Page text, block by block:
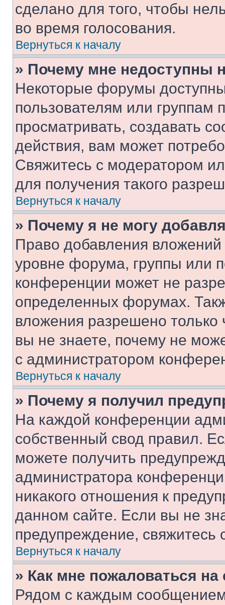
сделано для того, чтобы
во время голосования.
Вернуться к началу
» Почему мне недоступны
Некоторые форумы
пользователям или группам
просматривать, создавать
действия, вам может
Свяжитесь с модератором
для получения такого
Вернуться к началу
» Почему я не могу
Право добавления
уровне форума, группы или
конференции может не
определенных форумах.
вложения разрешено
вы не знаете, почему не
с администратором
Вернуться к началу
» Почему я получил
На каждой конференции
собственный свод правил.
можете получить
администратора
никакого отношения к
данном сайте. Если вы не
предупреждение,
Вернуться к началу
» Как мне пожаловаться
Рядом с каждым сообщением